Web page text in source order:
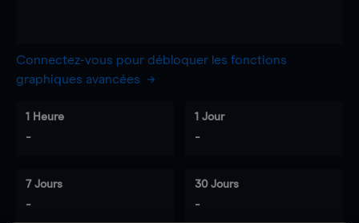
Connectez-vous pour débloquer les fonctions
graphiques avancées
1 Heure
-
1 Jour
-
7 Jours
-
30 Jours
-